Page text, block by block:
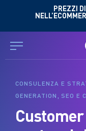
contenuto
PREZZI
CONSULENZA E
GENERATION , SEO E